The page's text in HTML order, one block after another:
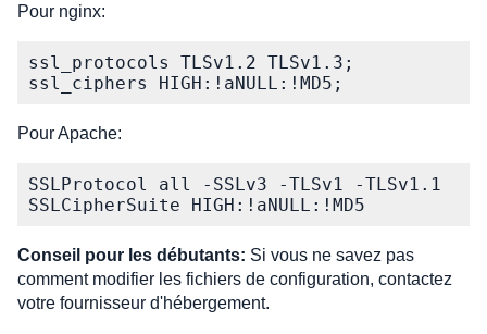
Pour nginx:
ssl_protocols TLSv1.2 TLSv1.3;
ssl_ciphers HIGH:!aNULL:!MD5;
Pour Apache:
SSLProtocol all -SSLv3 -TLSv1 -TLSv1.1
SSLCipherSuite HIGH:!aNULL:!MD5
Conseil pour les débutants: Si vous ne savez pas
comment modifier les fichiers de configuration, contactez
votre fournisseur d'hébergement.